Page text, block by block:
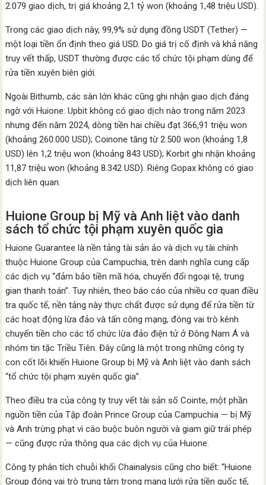
2.079 giao dịch, trị giá khoảng 2,1 tỷ won (khoảng 1,48 triệu USD).
Trong các giao dịch này, 99,9% sử dụng đồng USDT (Tether) —
một loại tiền ổn định theo giá USD. Do giá trị cố định và khả năng
truy vết thấp, USDT thường được các tổ chức tội phạm dùng để
rửa tiền xuyên biên giới.
Ngoài Bithumb, các sàn lớn khác cũng ghi nhận giao dịch đáng
ngờ với Huione: Upbit không có giao dịch nào trong năm 2023
nhưng đến năm 2024, dòng tiền hai chiều đạt 366,91 triệu won
(khoảng 260.000 USD); Coinone tăng từ 2.500 won (khoảng 1,8
USD) lên 1,2 triệu won (khoảng 843 USD); Korbit ghi nhận khoảng
11,87 triệu won (khoảng 8.342 USD). Riêng Gopax không có giao
dịch liên quan.
Huione Group bị Mỹ và Anh liệt vào danh
sách tổ chức tội phạm xuyên quốc gia
Huione Guarantee là nền tảng tài sản ảo và dịch vụ tài chính
thuộc Huione Group của Campuchia, trên danh nghĩa cung cấp
các dịch vụ “đảm bảo tiền mã hóa, chuyển đổi ngoại tệ, trung
gian thanh toán”. Tuy nhiên, theo báo cáo của nhiều cơ quan điều
tra quốc tế, nền tảng này thực chất được sử dụng để rửa tiền từ
các hoạt động lừa đảo và tấn công mạng, đóng vai trò kênh
chuyển tiền cho các tổ chức lừa đảo điện tử ở Đông Nam Á và
nhóm tin tặc Triều Tiên. Đây cũng là một trong những công ty
con cốt lõi khiến Huione Group bị Mỹ và Anh liệt vào danh sách
“tổ chức tội phạm xuyên quốc gia”.
Theo điều tra của công ty truy vết tài sản số Cointe, một phần
nguồn tiền của Tập đoàn Prince Group của Campuchia — bị Mỹ
và Anh trừng phạt vì cáo buộc buôn người và giam giữ trái phép
— cũng được rửa thông qua các dịch vụ của Huione.
Công ty phân tích chuỗi khối Chainalysis cũng cho biết: “Huione
Group đóng vai trò trung tâm trong mạng lưới rửa tiền quốc tế,